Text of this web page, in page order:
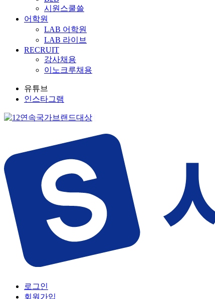
시원스쿨쓸
어학원
LAB 어학원
LAB 라이브
RECRUIT
강사채용
이노크루채용
유튜브
인스타그램
로그인
회원가입